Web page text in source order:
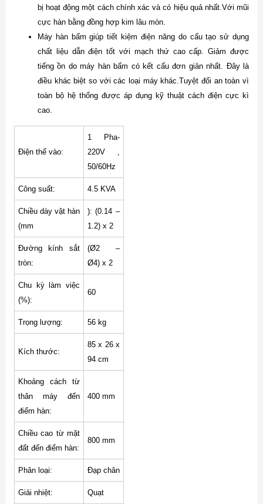
bị hoạt động một cách chính xác và có hiệu quả nhất.Với mũi
cực hàn bằng đồng hợp kim lâu mòn.
Máy hàn bấm giúp tiết kiệm điện năng do cấu tạo sử dụng
chất liệu dẫn điện tốt với mạch thứ cao cấp. Giảm được
tiếng ồn do máy hàn bấm có kết cấu đơn giản nhất. Đây là
điều khác biệt so với các loại máy khác.Tuyệt đối an toàn vì
toàn bộ hệ thống được áp dụng kỹ thuật cách điện cực kì
cao.
Điện thế vào:
1 Pha-
220V ,
50/60Hz
Công suất: 4.5 KVA
Chiều dày vật hàn
(mm
): (0.14 –
1.2) x 2
Đường kính sắt
tròn:
(Ø2 –
Ø4) x 2
Chu kỳ làm việc
(%):
60
Trọng lượng: 56 kg
Kích thước:
85 x 26 x
94 cm
Khoảng cách từ
thân máy đến
điểm hàn:
400 mm
Chiều cao từ mặt
đất đến điểm hàn:
800 mm
Phân loại: Đạp chân
Giải nhiệt: Quạt